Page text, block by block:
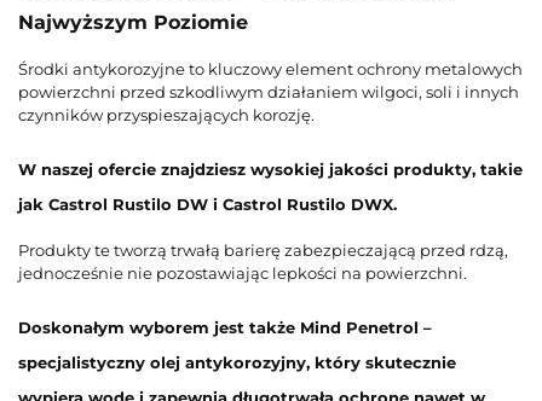
Najwyższym Poziomie
Środki antykorozyjne to kluczowy element ochrony metalowych
powierzchni przed szkodliwym działaniem wilgoci, soli i innych
czynników przyspieszających korozję.
W naszej ofercie znajdziesz wysokiej jakości produkty, takie
jak Castrol Rustilo DW i Castrol Rustilo DWX.
Produkty te tworzą trwałą barierę zabezpieczającą przed rdzą,
jednocześnie nie pozostawiając lepkości na powierzchni.
Doskonałym wyborem jest także Mind Penetrol –
specjalistyczny olej antykorozyjny, który skutecznie
wypiera wodę i zapewnia długotrwałą ochronę nawet w